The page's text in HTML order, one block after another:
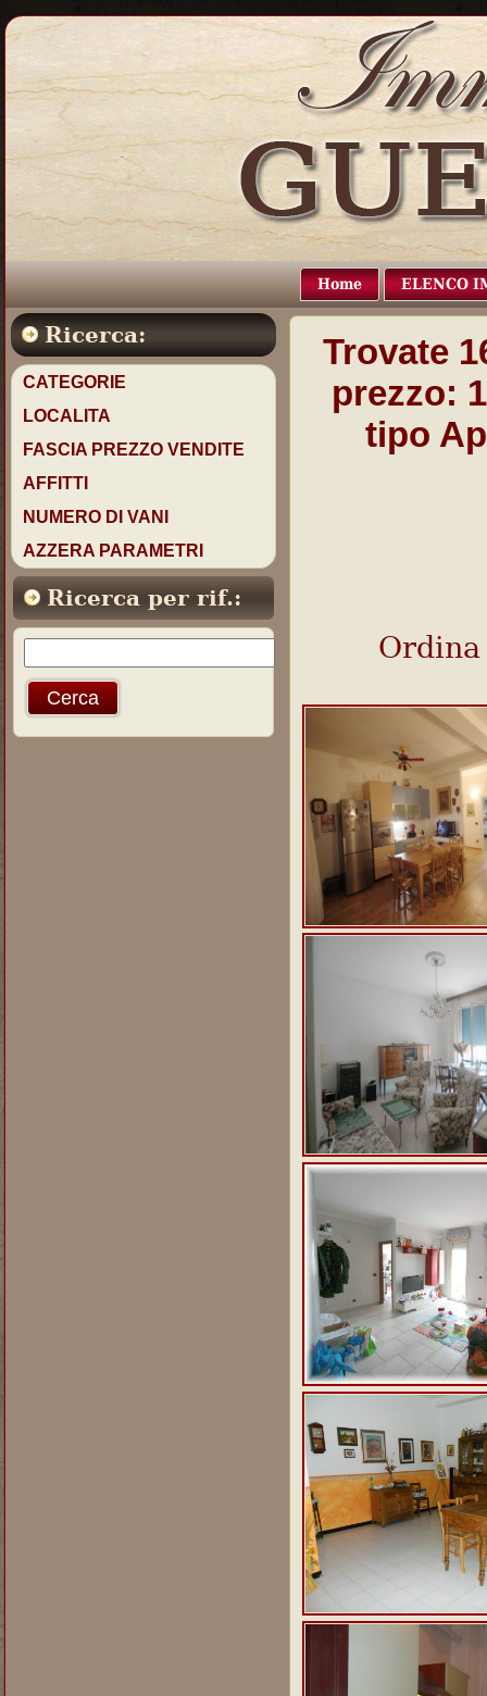
Home ELENCO
Ricerca:
CATEGORIE
LOCALITA
FASCIA PREZZO VENDITE
AFFITTI
NUMERO DI VANI
AZZERA PARAMETRI
Ricerca per rif.:
Trovate
prezzo:
tipo